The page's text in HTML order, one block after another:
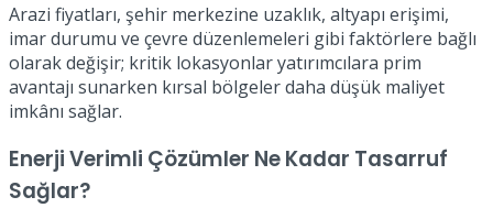
Arazi fiyatları, şehir merkezine uzaklık, altyapı erişimi,
imar durumu ve çevre düzenlemeleri gibi faktörlere bağlı
olarak değişir; kritik lokasyonlar yatırımcılara prim
avantajı sunarken kırsal bölgeler daha düşük maliyet
imkânı sağlar.
Enerji Verimli Çözümler Ne Kadar Tasarruf
Sağlar?